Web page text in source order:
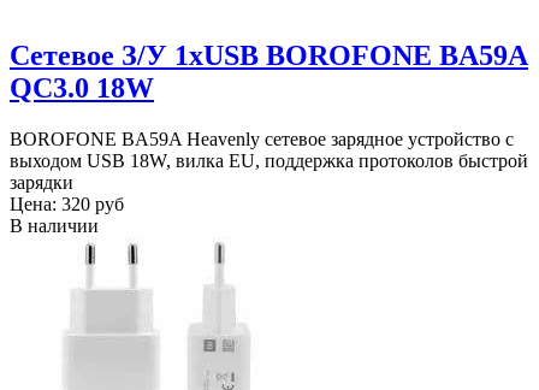
Сетевое З/У 1xUSB BOROFONE BA59A
QC3.0 18W
BOROFONE BA59A Heavenly сетевое зарядное устройство с
выходом USB 18W, вилка EU, поддержка протоколов быстрой
зарядки
Цена: 320 руб
В наличии